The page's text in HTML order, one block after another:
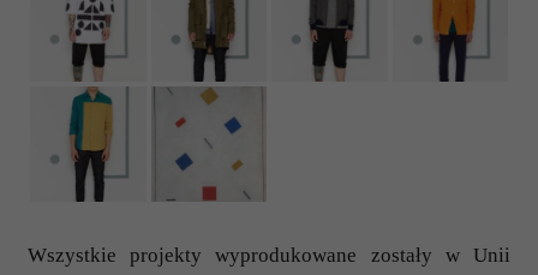
Wszystkie projekty wyprodukowane zostały w Unii